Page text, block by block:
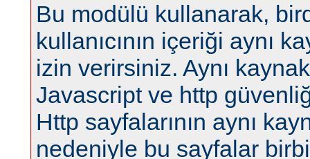
Bu modülü kullanarak,
kullanıcının içeriği aynı
izin verirsiniz. Aynı
Javascript ve http
Http sayfalarının aynı
nedeniyle bu sayfalar